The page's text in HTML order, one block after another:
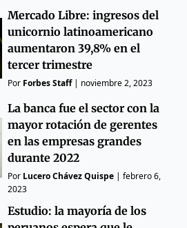
Mercado Libre: ingresos del
unicornio latinoamericano
aumentaron 39,8% en el
tercer trimestre
Por Forbes Staff| noviembre 2, 2023
La banca fue el sector con la
mayor rotación de gerentes
en las empresas grandes
durante 2022
Por Lucero Chávez Quispe |febrero 6,
2023
Estudio: la mayoría de los